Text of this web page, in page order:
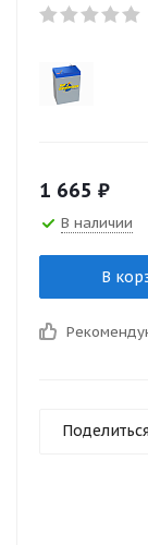
1 665 ₽
В наличии
В
Поделиться